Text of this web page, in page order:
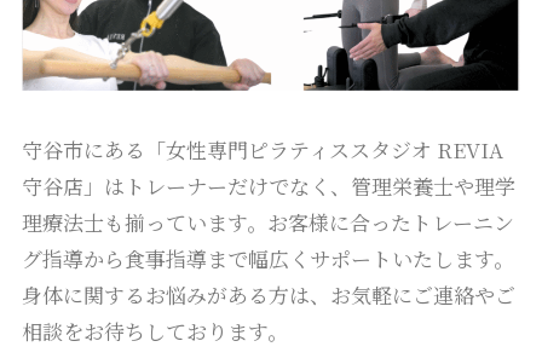
守谷市にある「女性専門ピラティススタジオ REVIA
守谷店」はトレーナーだけでなく、管理栄養士や理学
理療法士も揃っています。お客様に合ったトレーニン
グ指導から食事指導まで幅広くサポートいたします。
身体に関するお悩みがある方は、お気軽にご連絡やご
相談をお待ちしております。